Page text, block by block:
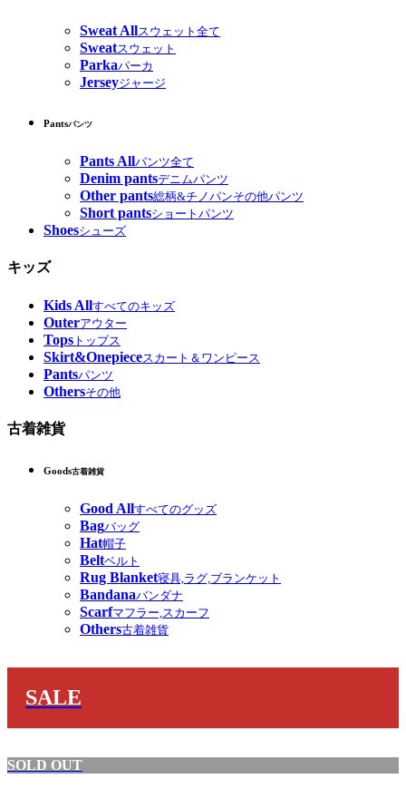
Sweat Allスウェット全て
Sweatスウェット
Parkaパーカ
Jerseyジャージ
Pantsパンツ
Pants Allパンツ全て
Denim pantsデニムパンツ
Other pants総柄&チノパンその他パンツ
Short pantsショートパンツ
Shoesシューズ
キッズ
Kids Allすべてのキッズ
Outerアウター
Tops トップス
Skirt&Onepieceスカート＆ワンピース
Pantsパンツ
Othersその他
古着雑貨
Goods古着雑貨
Good Allすべてのグッズ
Bagバッグ
Hat帽子
Beltベルト
Rug Blanket寝具,ラグ,ブランケット
Bandanaバンダナ
Scarfマフラー,スカーフ
Others古着雑貨
SALE
SOLD OUT